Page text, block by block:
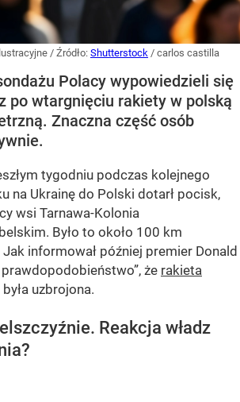
/ Źródło: Shutterstock / carlos castilla
Polacy wypowiedzieli się
po wtargnięciu rakiety w polską
Znaczna część osób
tygodniu podczas kolejnego
na Ukrainę do Polski dotarł pocisk,
wsi Tarnawa-Kolonia
Było to około 100 km
informował później premier Donald
prawdopodobieństwo”, że rakieta
była uzbrojona.
Reakcja władz